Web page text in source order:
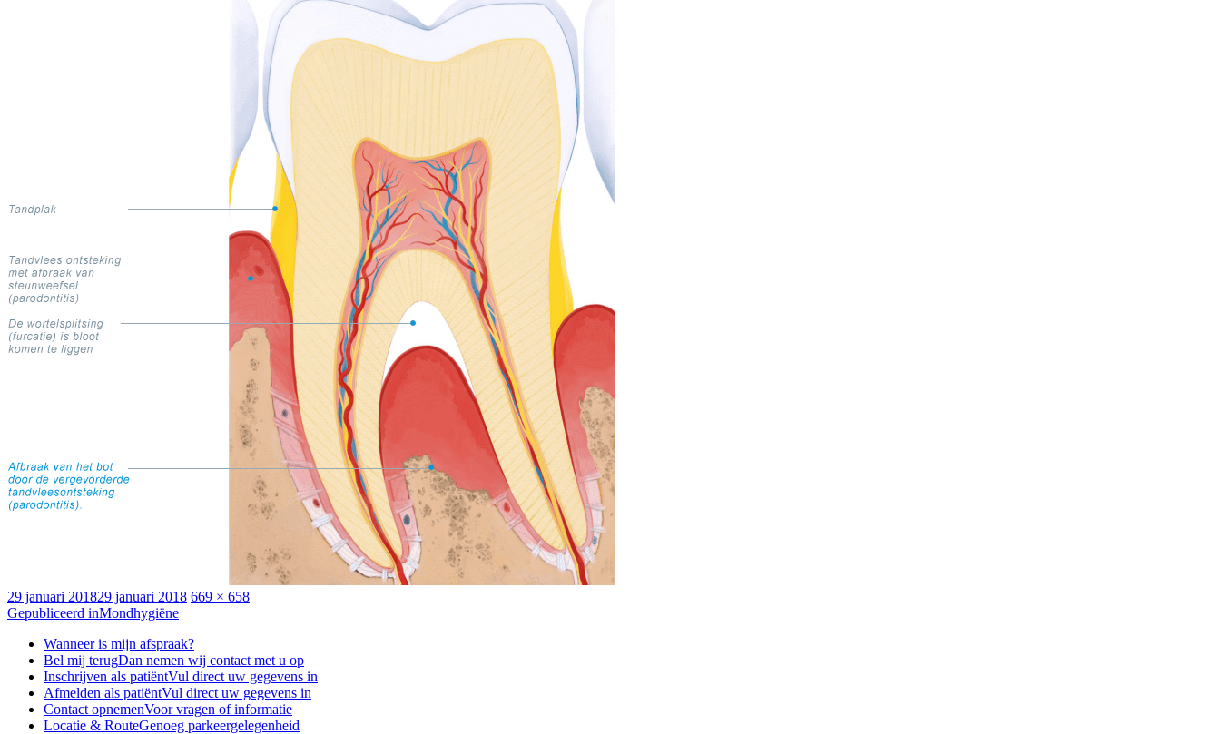
Geplaatst
op
29 januari 201829 januari 2018 Volledige
669 × 658
Bericht
navigatie
Gepubliceerd inMondhygiëne
Wanneer is mijn afspraak?
Bel mij terugDan nemen wij contact met u op
Inschrijven als patiëntVul direct uw gegevens in
Afmelden als patiëntVul direct uw gegevens in
Contact opnemenVoor vragen of informatie
Locatie & RouteGenoeg parkeergelegenheid